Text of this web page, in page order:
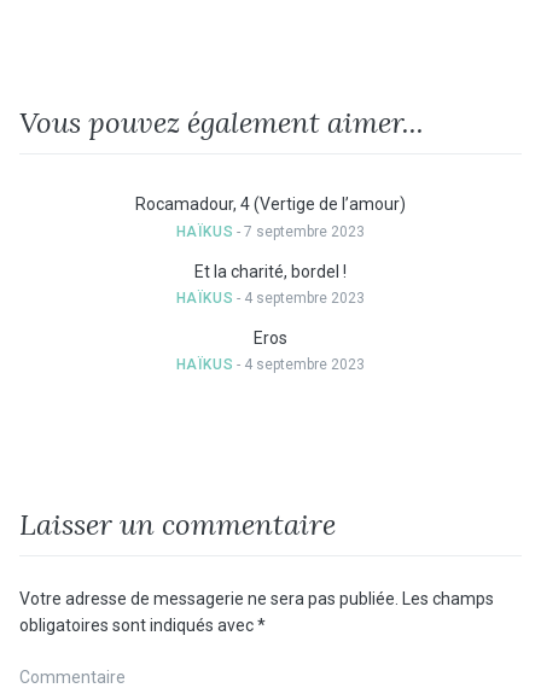
Vous pouvez également aimer...
Rocamadour, 4 (Vertige de l’amour)
HAÏKUS - 7 septembre 2023
Et la charité, bordel !
HAÏKUS - 4 septembre 2023
Eros
HAÏKUS - 4 septembre 2023
Laisser un commentaire
Votre adresse de messagerie ne sera pas publiée.
Les champs
obligatoires sont indiqués avec*
Commentaire